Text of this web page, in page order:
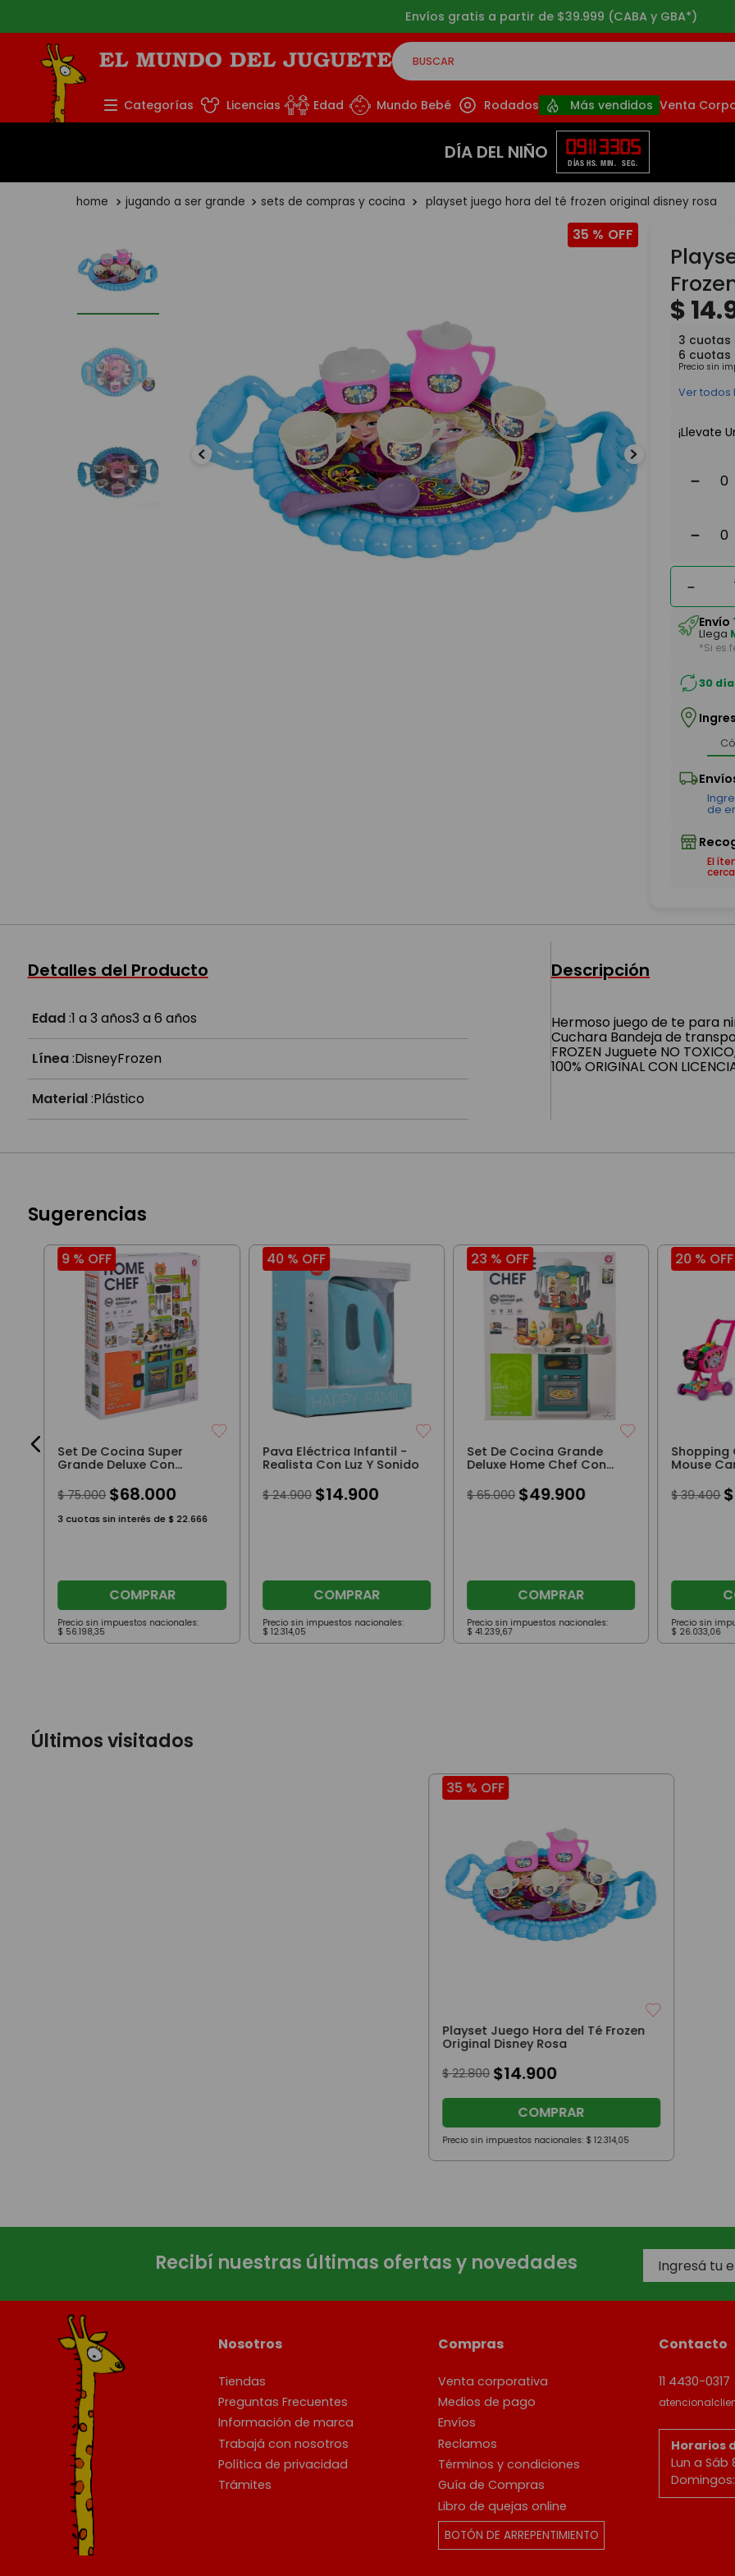
Envíos gratis a partir de $39.999 (CABA y GBA*)
BUSCAR
Categorías Licencias Edad Mundo Bebé Rodados Más vendidos Venta
DÍA DEL NIÑO 09
DÍAS
11
HS.
33
MIN.
03
SEG.
jugando a ser grande sets de compras y cocina playset juego hora del té frozen original disney rosa
35 %
$14.
3 cuotas
6 cuotas
Precio sin
Ver todos
¡Llevate
－
－
－
Envío
Llega
*Si es
30
El
Detalles del Producto
Edad:1 a 3 años3 a 6 años
Línea:DisneyFrozen
Material:Plástico
Descripción
Hermoso juego de te para
Cuchara Bandeja de
FROZEN Juguete NO
100% ORIGINAL CON
Sugerencias
9 % OFF
Set De Cocina Super
Grande Deluxe Con
104 Piezas
$ 75.000 $68.000
3 cuotas sin interés de $ 22.666
COMPRAR
Precio sin impuestos nacionales:
$ 56.198,35
40 % OFF
Pava Eléctrica Infantil -
Realista Con Luz Y Sonido
$ 24.900 $14.900
COMPRAR
Precio sin impuestos nacionales:
$ 12.314,05
23 % OFF
Set De Cocina Grande
Deluxe Home Chef Con
64 Piezas
$ 65.000 $49.900
COMPRAR
Precio sin impuestos nacionales:
$ 41.239,67
20 % OFF
Shopping
Mouse
$ 39.400 $
Precio sin
$ 26.033,06
Últimos visitados
35 %OFF
Playset Juego Hora del Té Frozen
Original Disney Rosa
$ 22.800 $14.900
COMPRAR
Precio sin impuestos nacionales: $ 12.314,05
Recibí nuestras últimas ofertas y novedades
Nosotros
Tiendas
Preguntas Frecuentes
Información de marca
Trabajá con nosotros
Política de privacidad
Trámites
Compras
Venta corporativa
Medios de pago
Envíos
Reclamos
Términos y condiciones
Guía de Compras
Libro de quejas online
BOTÓN DE ARREPENTIMIENTO
Contacto
11 4430-0317
Horarios
Lun a Sáb
Domingos:
TÉRMINOS MÁS BUSCADOS
1.
rompecabezas
3.
peluche
4
monopatin